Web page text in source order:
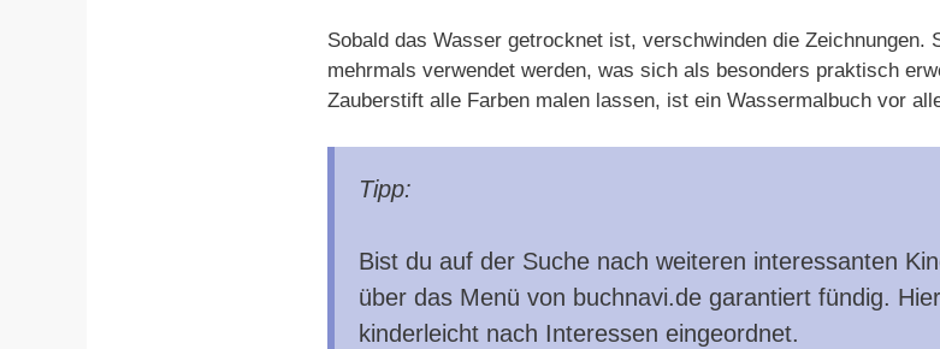
Sobald das Wasser getrocknet ist, verschwinden die Zeichnungen.
mehrmals verwendet werden, was sich als besonders praktisch
Zauberstift alle Farben malen lassen, ist ein Wassermalbuch vor
Tipp:
Bist du auf der Suche nach weiteren interessanten
über das Menü von buchnavi.de garantiert fündig.
kinderleicht nach Interessen eingeordnet.